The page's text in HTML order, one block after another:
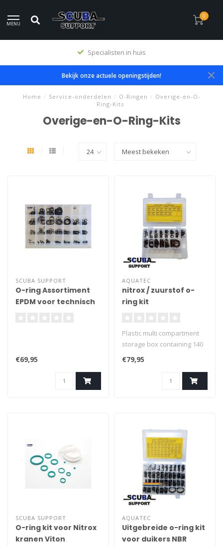
MENU
0
Specialisten in huis
Bekijk onze actuele openingstijden!
Home / Service-onderdelen / O-Ringen / Overige-en-O-
Ring-Kits
Overige-en-O-Ring-Kits
SCUBA SUPPORT
O-ring Assortiment
EPDM voor technisch
€69,95
AQUATEC
nitrox / zuurstof o-
ring kit
Plastic multi compartment
storage box containing 140
mixed Viton O-rings, for use
with nitrox in 14 different
sizes to cover a wide range
€79,95
SCUBA SUPPORT
O-ring kit voor Nitrox
kranen Viton
AQUATEC
Uitgebreide o-ring kit
voor duikers NBR